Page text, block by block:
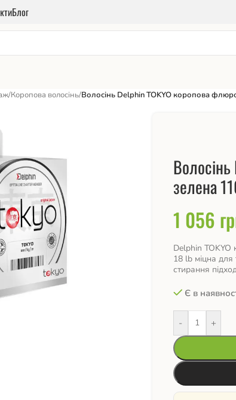
Блог
/Коропова волосінь/Волосінь Delphin TOKYO коропова
зелена
1 056
Delphin
18 lb міцна для
стирання
Є в
- +